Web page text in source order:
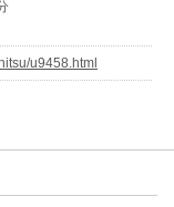
u9458.html